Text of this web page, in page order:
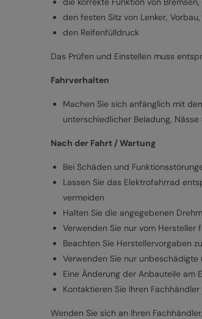
den festen Sitz von Lenker,
den Reifenfülldruck
Das Prüfen und Einstellen muss
Fahrverhalten
Machen Sie sich anfänglich mit
unterschiedlicher Beladung,
Nach der Fahrt / Wartung
Bei Schäden und
Lassen Sie das Elektrofahrrad
vermeiden
Halten Sie die angegebenen
Verwenden Sie nur vom
Beachten Sie Herstellervorgaben
Verwenden Sie nur
Eine Änderung der Anbauteile am
Kontaktieren Sie Ihren
Wenden Sie sich an Ihren